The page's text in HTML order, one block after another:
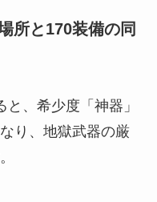
所と170装備の同
、希少度「神器」
り、地獄武器の厳